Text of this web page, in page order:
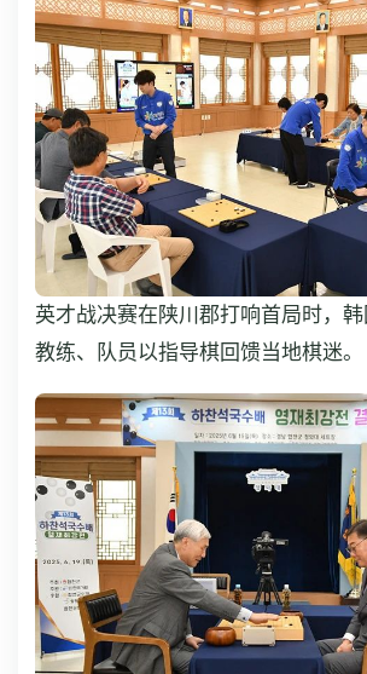
英才战决赛在陕川郡打响首局时，
教练、队员以指导棋回馈当地棋迷。